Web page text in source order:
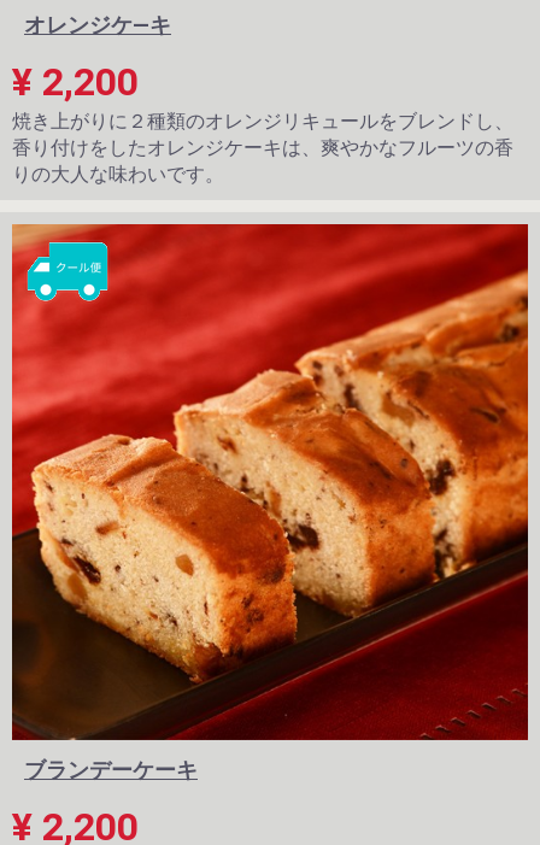
オレンジケ―キ
¥ 2,200
焼き上がりに２種類のオレンジリキュールをブレンドし、
香り付けをしたオレンジケーキは、爽やかなフルーツの香
りの大人な味わいです。
ブランデーケーキ
¥ 2,200